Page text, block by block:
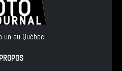
un au Québec!